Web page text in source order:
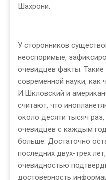
Шахрони.
У сторонников
неоспоримые,
очевидцев факты. Такие
современной науки, как
И.Шкловский и
считают, что
около десяти тысяч раз,
очевидцев с каждым
больше. Достаточно
последних двух-трех
очевидностью
достоверность